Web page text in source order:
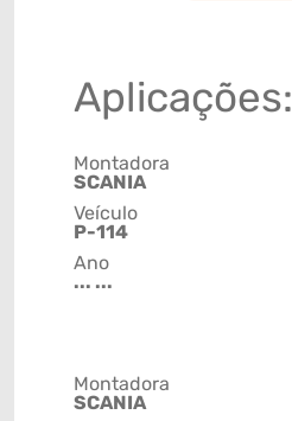
Aplicações:
Montadora
SCANIA
Veículo
P-114
Ano
... ...
Montadora
SCANIA